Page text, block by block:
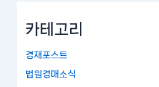
카테고리
경재포스트
법원경매소식